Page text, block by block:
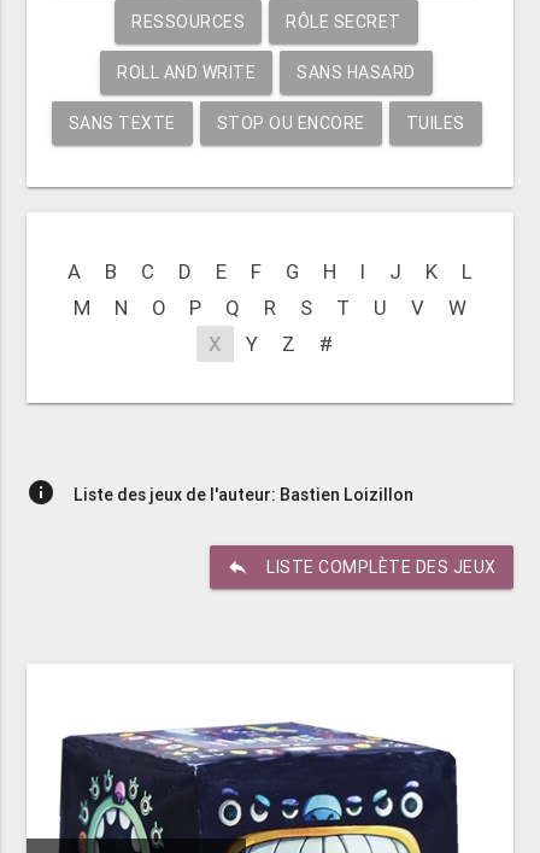
RESSOURCES RÔLE SECRET
ROLL AND WRITE SANS HASARD
SANS TEXTE STOP OU ENCORE TUILES
A B C D E F G H I J K
L
M
N O P Q R S T U V
W
X
Y Z #
info Liste des jeux de l'auteur: Bastien Loizillon
reply LISTE COMPLÈTE DES JEUX